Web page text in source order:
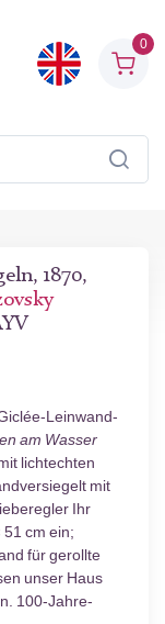
0
1870,
Leinwand-
am Wasser
lichtechten
mit
Ihr
cm ein;
für gerollte
unser Haus
100-Jahre-